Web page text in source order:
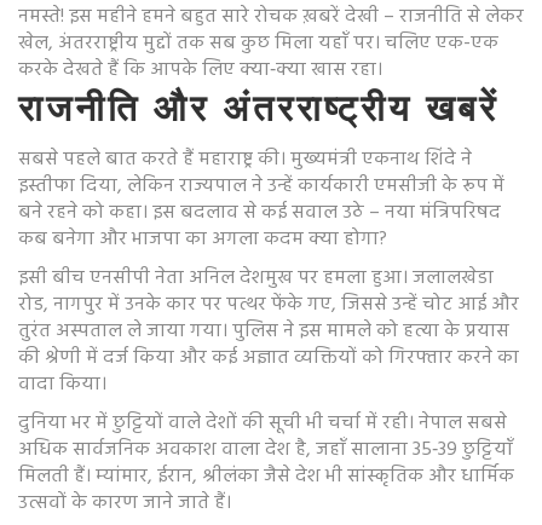
नमस्ते! इस महीने हमने बहुत सारे रोचक ख़बरें देखी – राजनीति से लेकर
खेल, अंतरराष्ट्रीय मुद्दों तक सब कुछ मिला यहाँ पर। चलिए एक-एक
करके देखते हैं कि आपके लिए क्या‑क्या खास रहा।
राजनीति और अंतरराष्ट्रीय खबरें
सबसे पहले बात करते हैं महाराष्ट्र की। मुख्यमंत्री एकनाथ शिंदे ने
इस्तीफा दिया, लेकिन राज्यपाल ने उन्हें कार्यकारी एमसीजी के रूप में
बने रहने को कहा। इस बदलाव से कई सवाल उठे – नया मंत्रिपरिषद
कब बनेगा और भाजपा का अगला कदम क्या होगा?
इसी बीच एनसीपी नेता अनिल देशमुख पर हमला हुआ। जलालखेडा
रोड, नागपुर में उनके कार पर पत्थर फेंके गए, जिससे उन्हें चोट आई और
तुरंत अस्पताल ले जाया गया। पुलिस ने इस मामले को हत्या के प्रयास
की श्रेणी में दर्ज किया और कई अज्ञात व्यक्तियों को गिरफ्तार करने का
वादा किया।
दुनिया भर में छुट्टियों वाले देशों की सूची भी चर्चा में रही। नेपाल सबसे
अधिक सार्वजनिक अवकाश वाला देश है, जहाँ सालाना 35‑39 छुट्टियाँ
मिलती हैं। म्यांमार, ईरान, श्रीलंका जैसे देश भी सांस्कृतिक और धार्मिक
उत्सवों के कारण जाने जाते हैं।